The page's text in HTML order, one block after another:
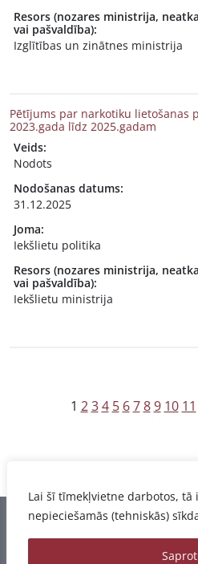
Lai šī tīmekļvietne darbotos, tā
nepieciešamās (tehniskās)
Resors (nozares ministrija,
vai pašvaldība):
Izglītības un zinātnes ministrija
Pētījums par narkotiku lietošanas
2023.gada līdz 2025.gadam
Veids:
Nodots
Nodošanas datums:
31.12.2025
Joma:
Iekšlietu politika
Resors (nozares ministrija,
vai pašvaldība):
Iekšlietu ministrija
Z
n
u
1 2 3 4 5 6 7 8 9 10 11
Informācija pēdējo reizi